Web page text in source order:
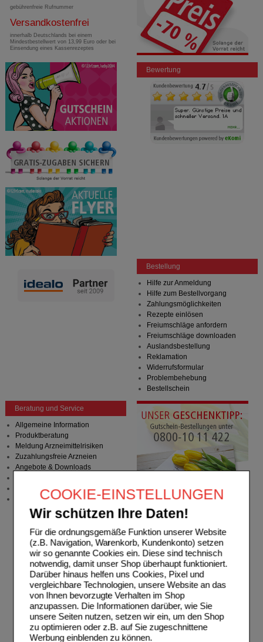
COOKIE-EINSTELLUNGEN
Wir schützen Ihre Daten!
Für die ordnungsgemäße Funktion unserer Website
(z.B. Navigation, Warenkorb, Kundenkonto) setzen
wir so genannte Cookies ein. Diese sind technisch
notwendig, damit unser Shop überhaupt funktioniert.
Darüber hinaus helfen uns Cookies, Pixel und
vergleichbare Technologien, unsere Website an das
von Ihnen bevorzugte Verhalten im Shop
anzupassen. Die Informationen darüber, wie Sie
unsere Seiten nutzen, setzen wir ein, um den Shop
zu optimieren oder z.B. auf Sie zugeschnittene
Werbung einblenden zu können.
gebührenfreie Rufnummer
Versandkostenfrei
innerhalb Deutschlands bei einem
Mindestbestellwert von 13,99 Euro oder bei
Einsendung eines Kassenrezeptes
Bewertung
Bestellung
Hilfe zur Anmeldung
Hilfe zum Bestellvorgang
Zahlungsmöglichkeiten
Rezepte einlösen
Freiumschläge anfordern
Freiumschläge downloaden
Auslandsbestellung
Reklamation
Widerrufsformular
Problembehebung
Bestellschein
Beratung und Service
Allgemeine Information
Produktberatung
Meldung Arzneimittelrisiken
Zuzahlungsfreie Arzneien
Angebote & Downloads
Neukundenprämie
Stellenangebote